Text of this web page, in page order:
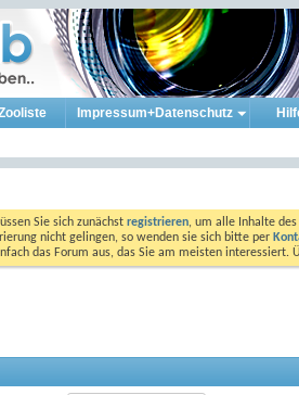
Impressum+Datenschutz
Sie sich zunächst registrieren, um alle Inhalte
nicht gelingen, so wenden sie sich bitte per
das Forum aus, das Sie am meisten